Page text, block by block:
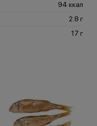
94 ккал
2.8 г
17 г